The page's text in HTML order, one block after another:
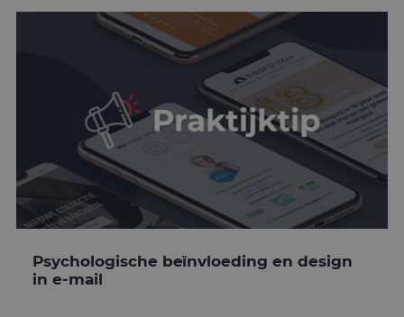
Psychologische beïnvloeding en design
in e-mail